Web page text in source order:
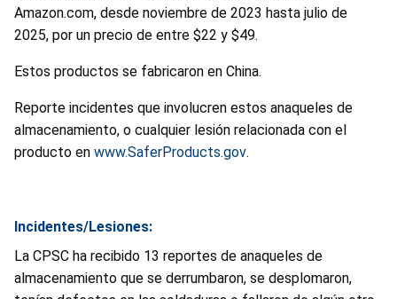
Amazon.com, desde noviembre de 2023 hasta julio de
2025, por un precio de entre $22 y $49.
Estos productos se fabricaron en China.
Reporte incidentes que involucren estos anaqueles de
almacenamiento, o cualquier lesión relacionada con el
producto en www.SaferProducts.gov.
Incidentes/Lesiones:
La CPSC ha recibido 13 reportes de anaqueles de
almacenamiento que se derrumbaron, se desplomaron,